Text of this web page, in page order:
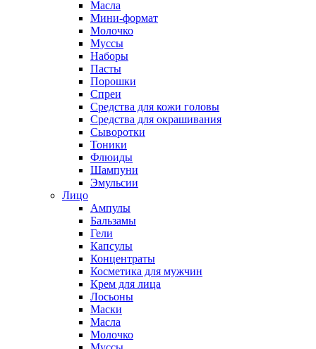
Масла
Мини-формат
Молочко
Муссы
Наборы
Пасты
Порошки
Спреи
Средства для кожи головы
Средства для окрашивания
Сыворотки
Тоники
Флюиды
Шампуни
Эмульсии
Лицо
Ампулы
Бальзамы
Гели
Капсулы
Концентраты
Косметика для мужчин
Крем для лица
Лосьоны
Маски
Масла
Молочко